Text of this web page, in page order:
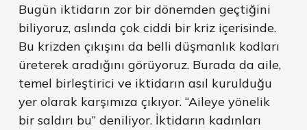
Bugün iktidarın zor bir dönemden geçtiğini
biliyoruz, aslında çok ciddi bir kriz içerisinde.
Bu krizden çıkışını da belli düşmanlık kodları
üreterek aradığını görüyoruz. Burada da aile,
temel birleştirici ve iktidarın asıl kurulduğu
yer olarak karşımıza çıkıyor. “Aileye yönelik
bir saldırı bu” deniliyor. İktidarın kadınları